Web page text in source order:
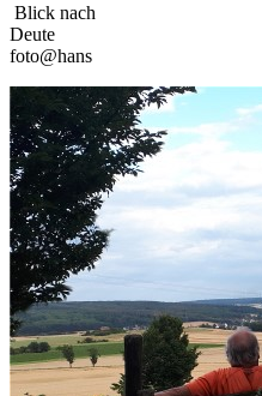
Blick nach
foto@hans